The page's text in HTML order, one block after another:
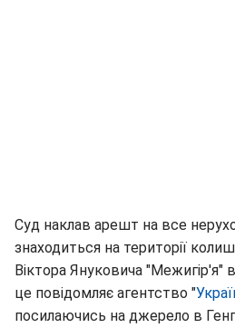
Суд наклав арешт на все
знаходиться на території
Віктора Януковича "Межигір'я"
це повідомляє агентство "
посилаючись на джерело в